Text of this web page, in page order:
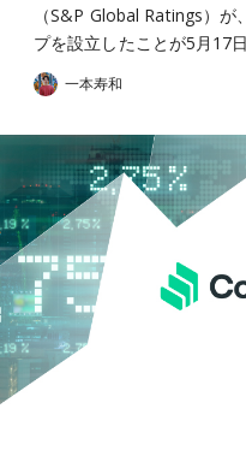
（S&P Global Ratings）
プを設立したことが5月17
一本寿和